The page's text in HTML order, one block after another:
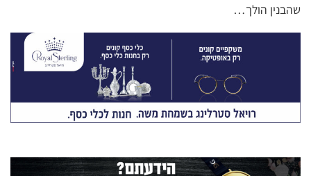
שהבנין הולך…